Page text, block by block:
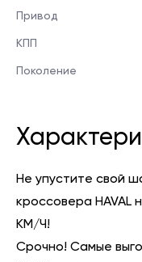
Привод
КПП
Поколение
Не упустите свой
кроссовера HAVAL
КМ/Ч!
Срочно! Самые